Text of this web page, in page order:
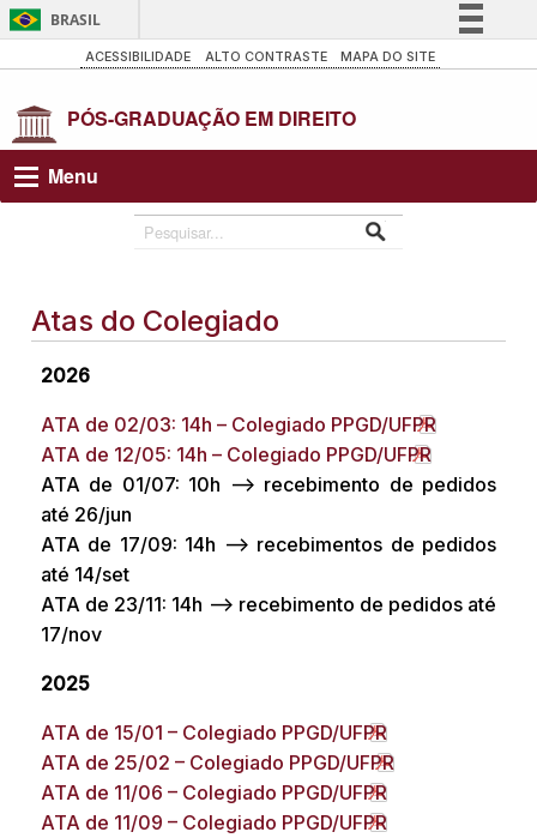
BRASIL
Simplifique!
Participe
Legislação
Canais
ACESSIBILIDADE ALTO CONTRASTE MAPA DO SITE
Menu
Atas do Colegiado
2026
ATA de 02/03: 14h – Colegiado PPGD/UFPR
ATA de 12/05: 14h – Colegiado PPGD/UFPR
ATA de 01/07: 10h –> recebimento de pedidos
até 26/jun
ATA de 17/09: 14h –> recebimentos de pedidos
até 14/set
ATA de 23/11: 14h –> recebimento de pedidos até
17/nov
2025
ATA de 15/01 – Colegiado PPGD/UFPR
ATA de 25/02 – Colegiado PPGD/UFPR
ATA de 11/06 – Colegiado PPGD/UFPR
ATA de 11/09 – Colegiado PPGD/UFPR